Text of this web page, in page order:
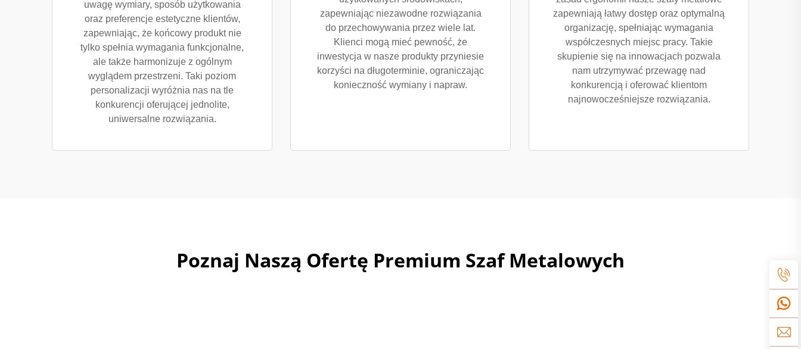
uwagę wymiary, sposób użytkowania
oraz preferencje estetyczne klientów,
zapewniając, że końcowy produkt nie
tylko spełnia wymagania funkcjonalne,
ale także harmonizuje z ogólnym
wyglądem przestrzeni. Taki poziom
personalizacji wyróżnia nas na tle
konkurencji oferującej jednolite,
uniwersalne rozwiązania.
zapewniając niezawodne rozwiązania
do przechowywania przez wiele lat.
Klienci mogą mieć pewność, że
inwestycja w nasze produkty przyniesie
korzyści na długoterminie, ograniczając
konieczność wymiany i napraw.
zapewniają łatwy dostęp oraz optymalną
organizację, spełniając wymagania
współczesnych miejsc pracy. Takie
skupienie się na innowacjach pozwala
nam utrzymywać przewagę nad
konkurencją i oferować klientom
najnowocześniejsze rozwiązania.
Poznaj Naszą Ofertę Premium Szaf Metalowych